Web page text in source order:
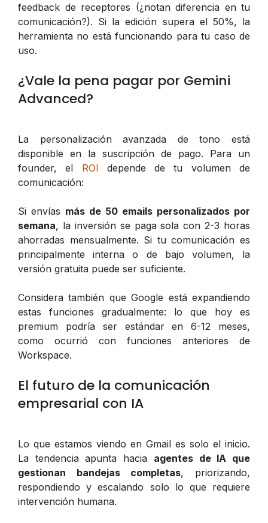
feedback de receptores (¿notan diferencia en tu
comunicación?). Si la edición supera el 50%, la
herramienta no está funcionando para tu caso de
uso.
¿Vale la pena pagar por Gemini
Advanced?
La personalización avanzada de tono está
disponible en la suscripción de pago. Para un
founder, el ROI depende de tu volumen de
comunicación:
Si envías más de 50 emails personalizados por
semana, la inversión se paga sola con 2-3 horas
ahorradas mensualmente. Si tu comunicación es
principalmente interna o de bajo volumen, la
versión gratuita puede ser suficiente.
Considera también que Google está expandiendo
estas funciones gradualmente: lo que hoy es
premium podría ser estándar en 6-12 meses,
como ocurrió con funciones anteriores de
Workspace.
El futuro de la comunicación
empresarial con IA
Lo que estamos viendo en Gmail es solo el inicio.
La tendencia apunta hacia agentes de IA que
gestionan bandejas completas, priorizando,
respondiendo y escalando solo lo que requiere
intervención humana.